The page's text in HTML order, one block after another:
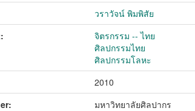
วราวัจน์ พิมพิสัย
จิตรกรรม -- ไทย
ศิลปกรรมไทย
ศิลปกรรมโลหะ
2010
มหาวิทยาลัยศิลปากร